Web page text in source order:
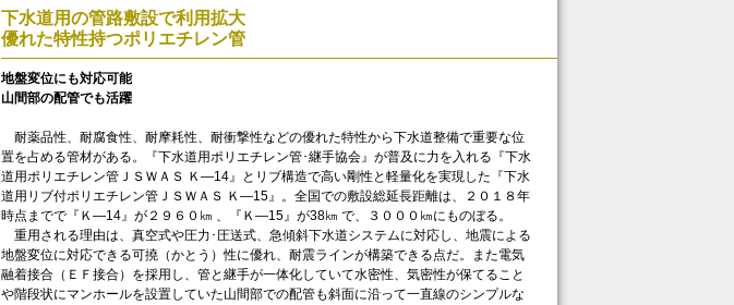
下水道用の管路敷設で利用拡大
優れた特性持つポリエチレン管
地盤変位にも対応可能
山間部の配管でも活躍
耐薬品性、耐腐食性、耐摩耗性、耐衝撃性などの優れた特性から下水道整備で重要な位
置を占める管材がある。『下水道用ポリエチレン管･継手協会』が普及に力を入れる『下水
道用ポリエチレン管ＪＳＷＡＳ Ｋ—14』とリブ構造で高い剛性と軽量化を実現した『下水
道用リブ付ポリエチレン管ＪＳＷＡＳ Ｋ—15』。全国での敷設総延長距離は、２０１８年
時点までで『Ｋ—14』が２９６０㎞ 、『Ｋ—15』が38㎞ で、３０００㎞にものぼる。
重用される理由は、真空式や圧力･圧送式、急傾斜下水道システムに対応し、地震による
地盤変位に対応できる可撓（かとう）性に優れ、耐震ラインが構築できる点だ。また電気
融着接合（ＥＦ接合）を採用し、管と継手が一体化していて水密性、気密性が保てること
や階段状にマンホールを設置していた山間部での配管も斜面に沿って一直線のシンプルな